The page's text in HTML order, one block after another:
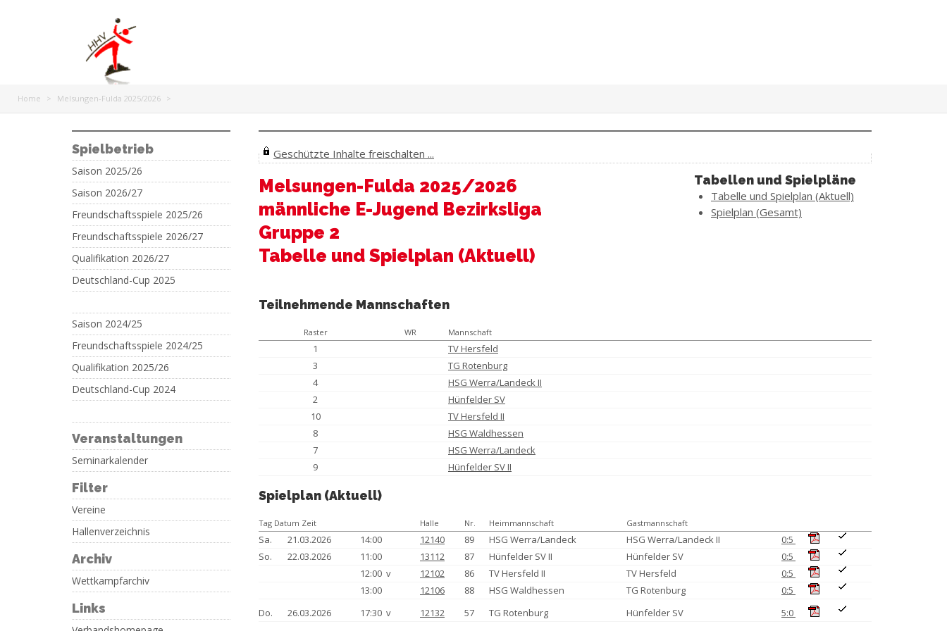
Home > Melsungen-Fulda 2025/2026 >
Spielbetrieb
Saison 2025/26
Saison 2026/27
Freundschaftsspiele 2025/26
Freundschaftsspiele 2026/27
Qualifikation 2026/27
Deutschland-Cup 2025
Saison 2024/25
Freundschaftsspiele 2024/25
Qualifikation 2025/26
Deutschland-Cup 2024
Veranstaltungen
Seminarkalender
Filter
Vereine
Hallenverzeichnis
Archiv
Wettkampfarchiv
Links
Geschützte Inhalte freischalten ...
Melsungen-Fulda 2025/2026
männliche E-Jugend Bezirksliga
Gruppe 2
Tabelle und Spielplan (Aktuell)
Tabellen und Spielpläne
Tabelle und Spielplan (Aktuell)
Spielplan (Gesamt)
Teilnehmende Mannschaften
Raster WR Mannschaft
1
TV Hersfeld
3
TG Rotenburg
4
HSG Werra/Landeck II
2
Hünfelder SV
10
TV Hersfeld II
8
HSG Waldhessen
7
HSG Werra/Landeck
9
Hünfelder SV II
Spielplan (Aktuell)
Tag Datum Zeit Halle Nr. Heimmannschaft Gastmannschaft
Sa. 21.03.2026 14:00 12140 89 HSG Werra/Landeck HSG Werra/Landeck II
0:5
So.
22.03.2026 11:00 13112 87 Hünfelder SV II Hünfelder SV
0:5
12:00 v
12102 86 TV Hersfeld II TV Hersfeld
0:5
13:00
12106 88 HSG Waldhessen TG Rotenburg
0:5
Do.
26.03.2026 17:30 v 12132 57 TG Rotenburg Hünfelder SV 5:0